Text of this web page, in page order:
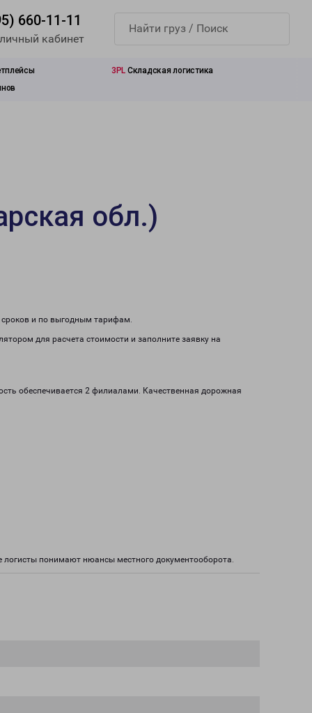
660-11-11
кабинет
3PL Складская логистика
обл.)
сроков и по выгодным тарифам.
для расчета стоимости и заполните заявку на
обеспечивается 2 филиалами. Качественная дорожная
понимают нюансы местного документооборота.